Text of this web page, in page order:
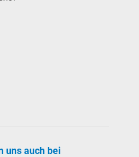
uns auch bei